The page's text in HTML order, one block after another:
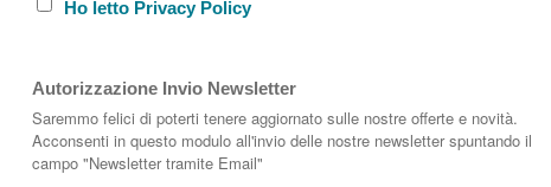
più disparati in ogni angolo della casa o
IL CESTONE BIANCO ESSENT'IAL